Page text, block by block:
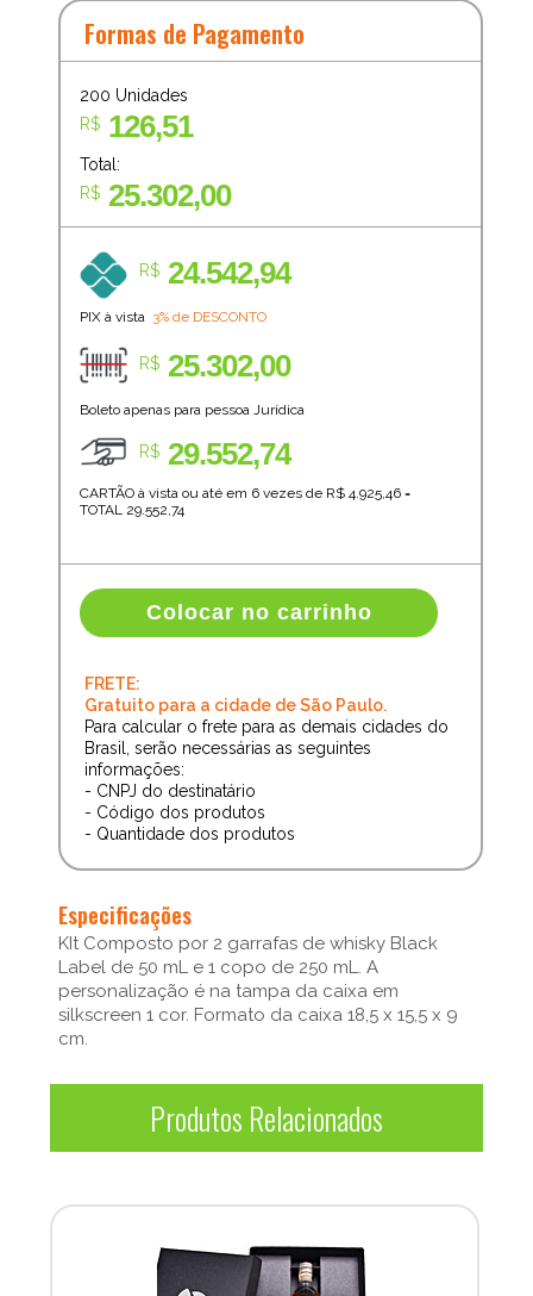
Formas de Pagamento
200 Unidades
R$ 126,51
Total:
R$ 25.302,00
R$ 24.542,94
PIX à vista 3% de DESCONTO
R$ 25.302,00
Boleto apenas para pessoa Jurídica
R$ 29.552,74
CARTÃO à vista ou até em 6 vezes de R$ 4.925,46=
TOTAL 29.552,74
Colocar no carrinho
FRETE:
Gratuito para a cidade de São Paulo.
Para calcular o frete para as demais cidades do
Brasil, serão necessárias as seguintes
informações:
- CNPJ do destinatário
- Código dos produtos
- Quantidade dos produtos
Especificações
KIt Composto por 2 garrafas de whisky Black
Label de 50 mL e 1 copo de 250 mL. A
personalização é na tampa da caixa em
silkscreen 1 cor. Formato da caixa 18,5 x 15,5 x 9
cm.
Produtos Relacionados